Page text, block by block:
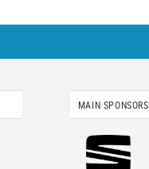
MAIN SPONSORS